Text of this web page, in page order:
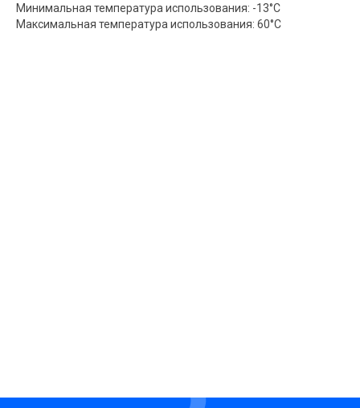
Минимальная температура использования: -13°С
Максимальная температура использования: 60°С